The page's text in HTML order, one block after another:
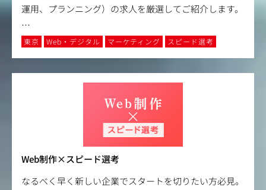
運用、プランニング）の求人を厳選してご紹介します。
…
東京 Web・デジタル マーケティング スピード選考
Web制作×スピード選考
なるべく早く新しい企業でスタートを切りたい方必見。